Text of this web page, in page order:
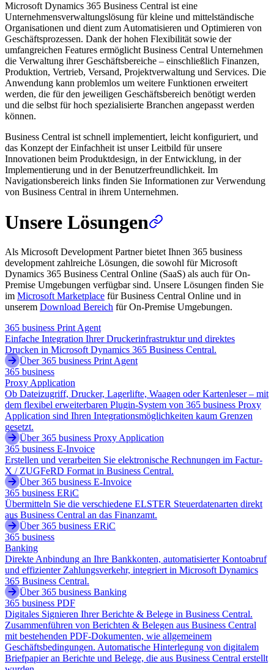
Microsoft Dynamics 365 Business Central ist eine
Unternehmensverwaltungslösung für kleine und mittelständische
Organisationen und dient zum Automatisieren und Optimieren von
Geschäftsprozessen. Dank der hohen Flexibilität sowie der
umfangreichen Features ermöglicht Business Central Unternehmen
die Verwaltung ihrer Geschäftsbereiche – einschließlich Finanzen,
Produktion, Vertrieb, Versand, Projektverwaltung und Services. Die
Anwendung kann problemlos um weitere Funktionen erweitert
werden, die für den jeweiligen Geschäftsbereich benötigt werden
und die selbst für hoch spezialisierte Branchen angepasst werden
können.
Business Central ist schnell implementiert, leicht konfiguriert, und
das Konzept der Einfachheit ist unser Leitbild für unsere
Innovationen beim Produktdesign, in der Entwicklung, in der
Implementierung und in der Benutzerfreundlichkeit. Im
Navigationsbereich links finden Sie Informationen zur Verwendung
von Business Central in ihrem Unternehmen.
Unsere Lösungen
Als Microsoft Development Partner bietet Ihnen 365 business
development zahlreiche Lösungen, die sowohl für Microsoft
Dynamics 365 Business Central Online (SaaS) als auch für On-
Premise Umgebungen verfügbar sind. Unsere Lösungen finden Sie
im Microsoft Marketplace für Business Central Online und in
unserem Download Bereich für On-Premise Umgebungen.
365 business Print Agent
Einfache Integration Ihrer Druckerinfrastruktur und direktes
Drucken in Microsoft Dynamics 365 Business Central.
Über 365 business Print Agent
365 business
Proxy Application
Ob Dateizugriff, Drucker, Lagerlifte, Waagen oder Kartenleser – mit
dem flexibel erweiterbaren Plugin-System von 365 business Proxy
Application sind Ihren Integrationsmöglichkeiten kaum Grenzen
gesetzt.
Über 365 business Proxy Application
365 business E-Invoice
Erstellen und verarbeiten Sie elektronische Rechnungen im Factur-
X / ZUGFeRD Format in Business Central.
Über 365 business E-Invoice
365 business ERiC
Übermitteln Sie die verschiedene ELSTER Steuerdatenarten direkt
aus Business Central an das Finanzamt.
Über 365 business ERiC
365 business
Banking
Direkte Anbindung an Ihre Bankkonten, automatisierter Kontoabruf
und effizienter Zahlungsverkehr, integriert in Microsoft Dynamics
365 Business Central.
Über 365 business Banking
365 business PDF
Digitales Signieren Ihrer Berichte & Belege in Business Central.
Zusammenführen von Berichten & Belegen aus Business Central
mit bestehenden PDF-Dokumenten, wie allgemeinem
Geschäftsbedingungen. Automatische Hinterlegung von digitalem
Briefpapier an Berichte und Belege, die aus Business Central erstellt